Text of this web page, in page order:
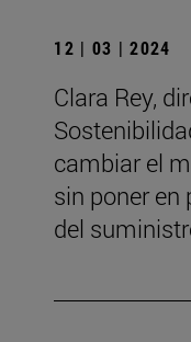
12 | 03 | 2024
Clara Rey,
cambiar el
sin poner en
del